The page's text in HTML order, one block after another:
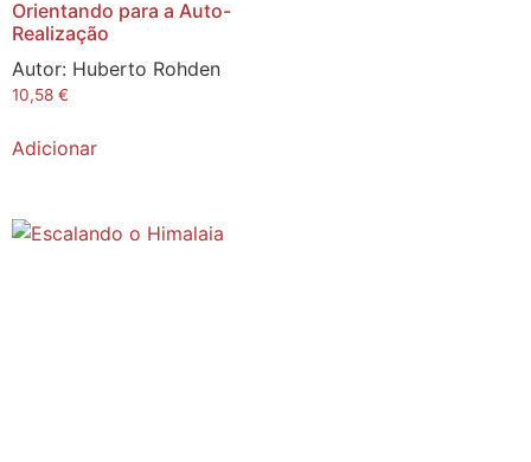
Orientando para a Auto-
Realização
Autor: Huberto Rohden
10,58 €
Adicionar